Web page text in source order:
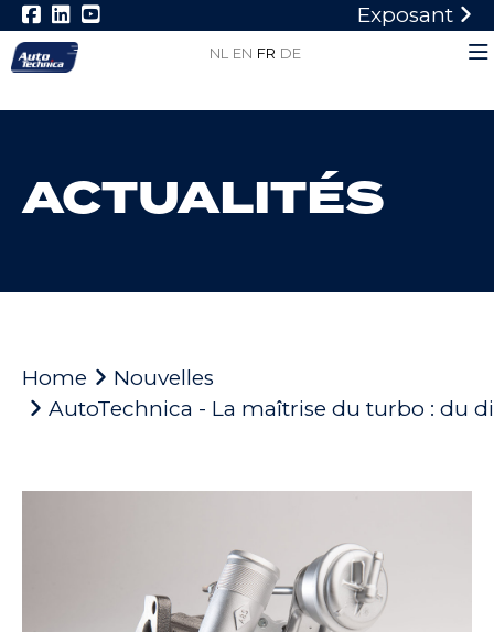
Exposant
NL EN FR DE
ACTUALITÉS
Home
Nouvelles
AutoTechnica - La maîtrise du turbo : du